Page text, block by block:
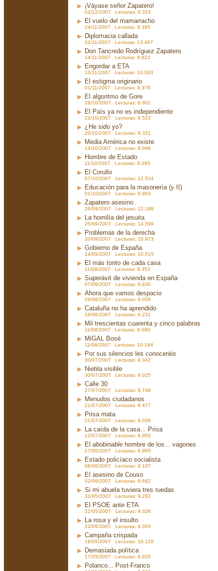
¡Váyase señor Zapatero!
02/12/2007 Lecturas: 9.315
El vuelo del mamarracho
24/11/2007 Lecturas: 9.395
Diplomacia callada
22/11/2007 Lecturas: 13.497
Don Tancredo Rodríguez Zapatero
14/11/2007 Lecturas: 9.822
Engordar a ETA
10/11/2007 Lecturas: 10.003
El estigma originario
01/11/2007 Lecturas: 9.378
El algoritmo de Gore
28/10/2007 Lecturas: 8.901
El País ya no es independiente
22/10/2007 Lecturas: 9.523
¿He sido yo?
20/10/2007 Lecturas: 9.331
Media América no existe
14/10/2007 Lecturas: 9.046
Hombre de Estado
11/10/2007 Lecturas: 9.093
El Corullo
07/10/2007 Lecturas: 12.524
Educación para la masonería (y II)
01/10/2007 Lecturas: 9.983
Zapatero asesino
26/09/2007 Lecturas: 12.188
La homilía del jesuita
25/09/2007 Lecturas: 14.599
Problemas de la derecha
20/09/2007 Lecturas: 10.973
Gobierno de España
14/09/2007 Lecturas: 10.015
El más tonto de cada casa
11/09/2007 Lecturas: 9.352
Superávit de vivienda en España
07/09/2007 Lecturas: 8.830
Ahora que vamos despacio
26/08/2007 Lecturas: 9.059
Cataluña no ha aprendido
19/08/2007 Lecturas: 9.231
Mil trescientas cuarenta y cinco palabras
11/08/2007 Lecturas: 9.080
MiGAL Bosé
11/08/2007 Lecturas: 10.164
Por sus silencios les conoceréis
30/07/2007 Lecturas: 9.342
Niebla visible
30/07/2007 Lecturas: 9.025
Calle 30
27/07/2007 Lecturas: 8.749
Menudos ciudadanos
21/07/2007 Lecturas: 8.477
Prisa mata
21/07/2007 Lecturas: 9.036
La caída de la casa... Prisa
12/07/2007 Lecturas: 8.955
El abobinable hombre de los... vagones
17/06/2007 Lecturas: 8.995
Estado policíaco socialista
06/06/2007 Lecturas: 9.197
El asesino de Couso
02/06/2007 Lecturas: 9.682
Si mi abuela tuviera tres ruedas
31/05/2007 Lecturas: 9.282
El PSOE ante ETA
22/05/2007 Lecturas: 9.326
La rosa y el insulto
22/05/2007 Lecturas: 9.393
Campaña crispada
18/05/2007 Lecturas: 10.128
Demasiada política
17/05/2007 Lecturas: 8.835
Polanco... Post-Franco